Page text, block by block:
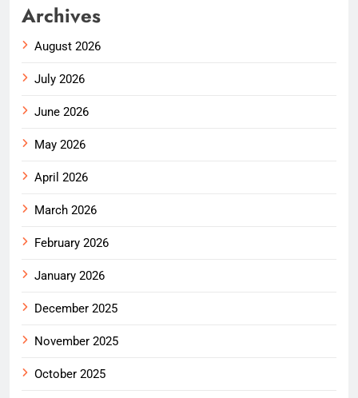
Archives
August 2026
July 2026
June 2026
May 2026
April 2026
March 2026
February 2026
January 2026
December 2025
November 2025
October 2025